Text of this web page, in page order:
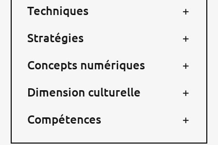
Techniques
Stratégies
Concepts numériques
Dimension culturelle
Compétences